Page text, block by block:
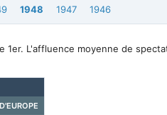
1948 1947 1946
L'affluence moyenne de